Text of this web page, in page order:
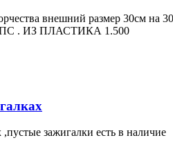
внешний размер 30см на
. ИЗ ПЛАСТИКА 1.500
зажигалки есть в наличие